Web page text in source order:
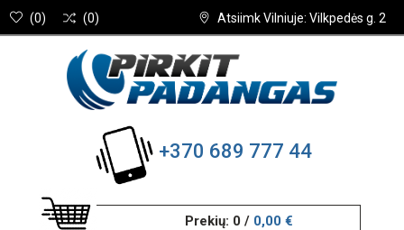
Atsiimk Vilniuje: Vilkpedės g. 2
(0) (0)
+370 689 777 44
Prekių: 0 / 0,00 €